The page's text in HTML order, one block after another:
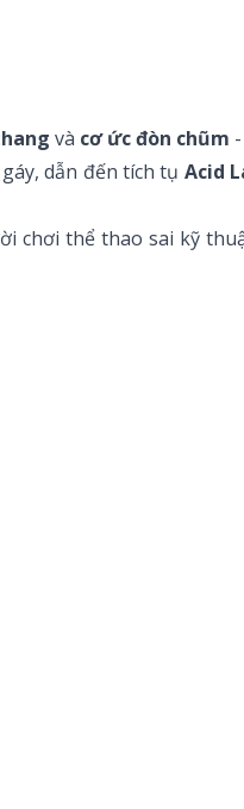
và cơ ức đòn chũm
dẫn đến tích tụ Acid
chơi thể thao sai kỹ